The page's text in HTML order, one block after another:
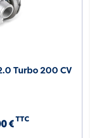
Turbo 200 CV
€ TTC